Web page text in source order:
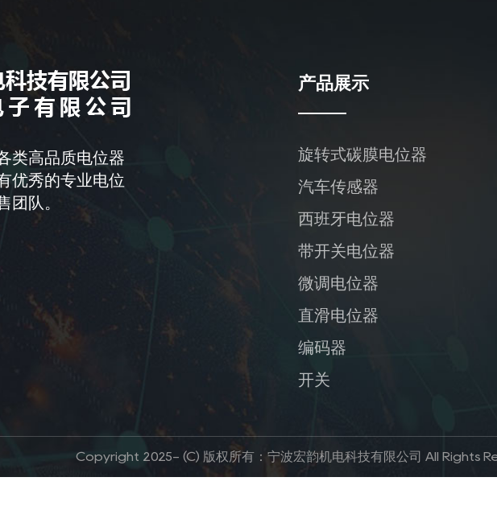
类高品质电位器
优秀的专业电位
团队。
产品展示
旋转式碳膜电位器
汽车传感器
西班牙电位器
带开关电位器
微调电位器
直滑电位器
编码器
开关
Copyright 2025- (C) 版权所有：宁波宏韵机电科技有限公司 All Rights